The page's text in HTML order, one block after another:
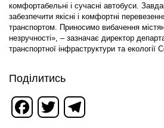
комфортабельні і сучасні автобуси.
забезпечити якісні і комфортні
транспортом. Приносимо вибачення
незручності», – зазначає директор
транспортної інфраструктури та екології
Поділитись
Facebook
Twitter